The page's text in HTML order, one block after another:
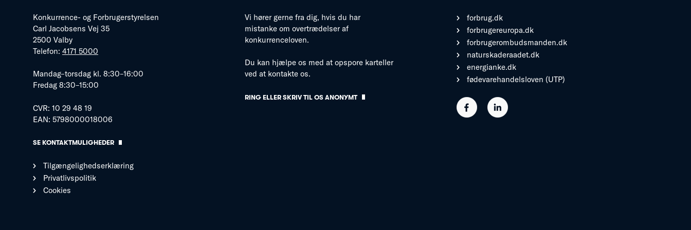
Konkurrence- og Forbrugerstyrelsen
Carl Jacobsens Vej 35
2500 Valby
Telefon: 4171 5000
Mandag–torsdag kl. 8:30–16:00
Fredag 8:30–15:00
CVR: 10 29 48 19
EAN: 5798000018006
SE KONTAKTMULIGHEDER
Tilgængelighedserklæring
Privatlivspolitik
Cookies
Vi hører gerne fra dig, hvis du har
mistanke om overtrædelser af
konkurrenceloven.
Du kan hjælpe os med at opspore karteller
ved at kontakte os.
RING ELLER SKRIV TIL OS ANONYMT
forbrug.dk
forbrugereuropa.dk
forbrugerombudsmanden.dk
naturskaderaadet.dk
energianke.dk
fødevarehandelsloven (UTP)